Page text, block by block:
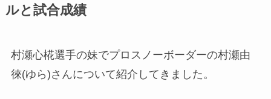
ルと試合成績
村瀬心椛選手の妹でプロスノーボーダーの村瀬由
徠(ゆら)さんについて紹介してきました。